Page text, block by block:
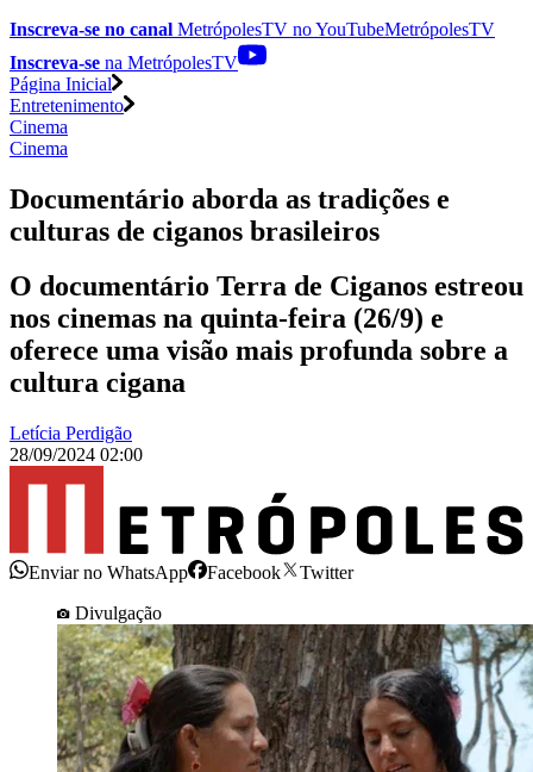
Inscreva-se no canal MetrópolesTV noYouTubeMetrópolesTV
Inscreva-se na MetrópolesTV
Página Inicial
Entretenimento
Cinema
Cinema
Documentário aborda as tradições e
culturas de ciganos brasileiros
O documentário Terra de Ciganos estreou
nos cinemas na quinta-feira (26/9) e
oferece uma visão mais profunda sobre a
cultura cigana
Letícia Perdigão
28/09/2024 02:00
Enviar no WhatsApp Facebook
Twitter
Divulgação